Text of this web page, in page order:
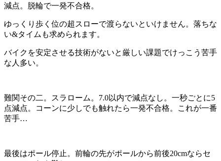
減点。脱輪で一発不合格。
ゆっくり歩く位の超スローで渡らないといけません。落ちな
い&タイムも求められます。
バイクを安定させる技術がないと厳しい課題でけっこう苦手
な人多い。
難関その二。スラローム。7.0以内で減点なし。一秒ごとに5
点減点。コーンに少しでも触れたら一発不合格。これが一番
苦手…
最後はポール停止。前輪の先がポールから前後20cmならセ